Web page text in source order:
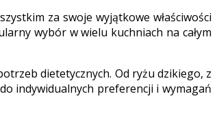
za swoje wyjątkowe właściwości
wybór w wielu kuchniach na całym
dietetycznych. Od ryżu dzikiego, z
indywidualnych preferencji i wymagań